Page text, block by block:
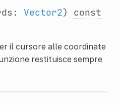
Vector2) const
il cursore alle coordinate
restituisce sempre